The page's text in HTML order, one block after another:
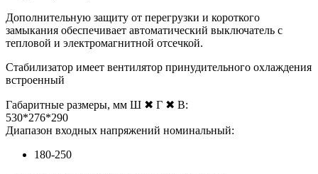
Дополнительную защиту от перегрузки и короткого
замыкания обеспечивает автоматический выключатель с
тепловой и электромагнитной отсечкой.
Стабилизатор имеет вентилятор принудительного охлаждения
встроенный
Габаритные размеры, мм Ш ✖ Г ✖ В:
530*276*290
Диапазон входных напряжений номинальный:
180-250